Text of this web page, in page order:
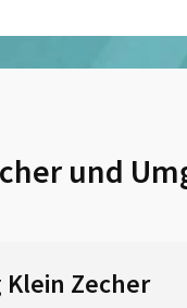
und
Klein Zecher